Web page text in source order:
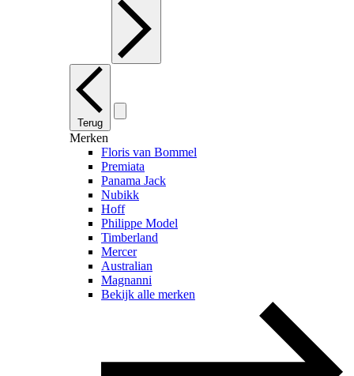
Terug
Merken
Floris van Bommel
Premiata
Panama Jack
Nubikk
Hoff
Philippe Model
Timberland
Mercer
Australian
Magnanni
Bekijk alle merken